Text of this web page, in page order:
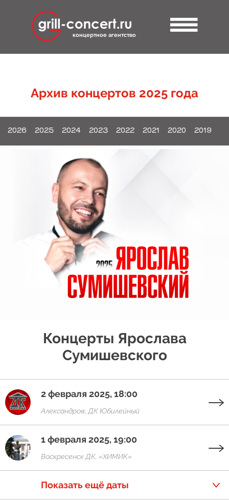
концертное агентство
Архив концертов 2025 года
2026 2025 2024 2023 2022 2021 2020 2019
Концерты Ярослава
Сумишевского
2 февраля 2025, 18:00
Александров, ДК Юбилейный
1 февраля 2025, 19:00
Воскресенск ДК, «ХИМИК»
Показать ещё даты